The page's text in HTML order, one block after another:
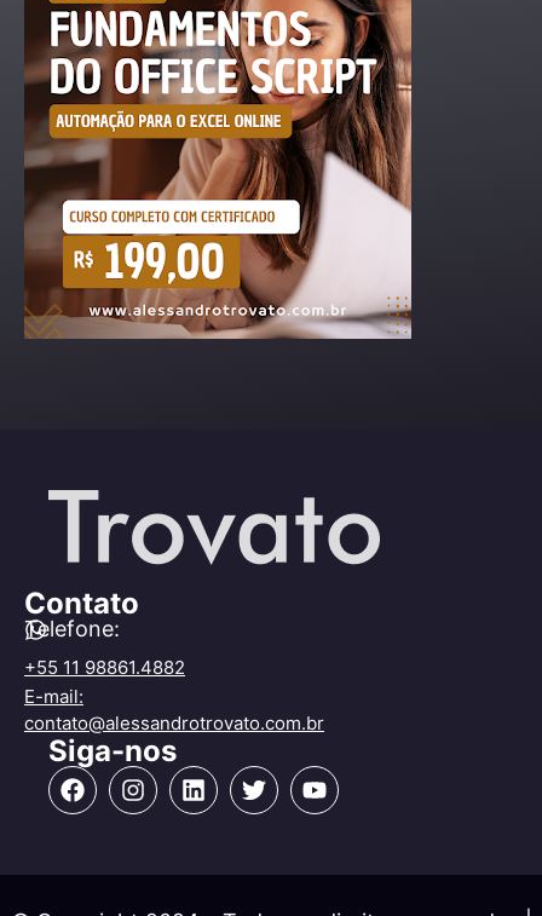
Contato
Telefone:
+55 11 98861.4882
E-mail:
contato@alessandrotrovato.com.br
Siga-nos